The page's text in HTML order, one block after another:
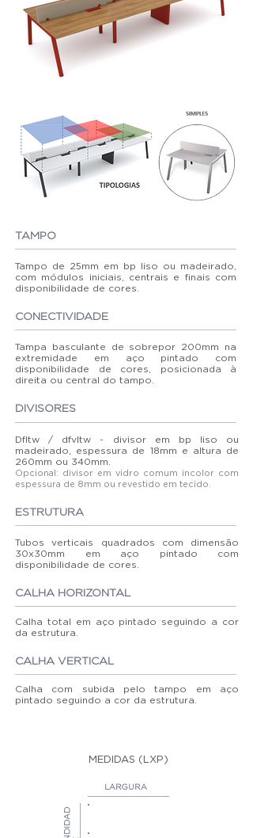
TAMPO
Tampo de 25mm em bp liso ou madeirado,
com módulos iniciais, centrais e finais com
disponibilidade de cores.
CONECTIVIDADE
Tampa basculante de sobrepor 200mm na
extremidade em aço pintado com
disponibilidade de cores, posicionada à
direita ou central do tampo.
DIVISORES
Dfltw / dfvltw - divisor em bp liso ou
madeirado, espessura de 18mm e altura de
260mm ou 340mm.
Opcional: divisor em vidro comum incolor com
espessura de 8mm ou revestido em tecido.
ESTRUTURA
Tubos verticais quadrados com dimensão
30x30mm em aço pintado com
disponibilidade de cores.
CALHA HORIZONTAL
Calha total em aço pintado seguindo a cor
da estrutura.
CALHA VERTICAL
Calha com subida pelo tampo em aço
pintado seguindo a cor da estrutura.
MEDIDAS (LXP)
LARGURA